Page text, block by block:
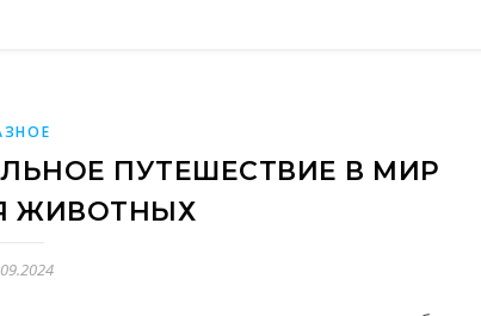
ПУТЕШЕСТВИЕ В МИР
ЖИВОТНЫХ